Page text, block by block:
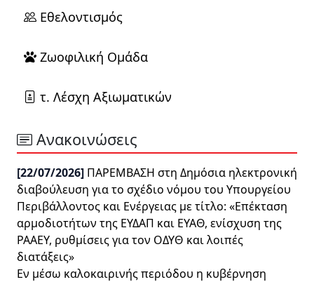
Εθελοντισμός
Ζωοφιλική Ομάδα
τ. Λέσχη Αξιωματικών
Ανακοινώσεις
[22/07/2026] ΠΑΡΕΜΒΑΣΗ στη Δημόσια ηλεκτρονική
διαβούλευση για το σχέδιο νόμου του Υπουργείου
Περιβάλλοντος και Ενέργειας με τίτλο: «Επέκταση
αρμοδιοτήτων της ΕΥΔΑΠ και ΕΥΑΘ, ενίσχυση της
ΡΑΑΕΥ, ρυθμίσεις για τον ΟΔΥΘ και λοιπές
διατάξεις»
Εν μέσω καλοκαιρινής περιόδου η κυβέρνηση